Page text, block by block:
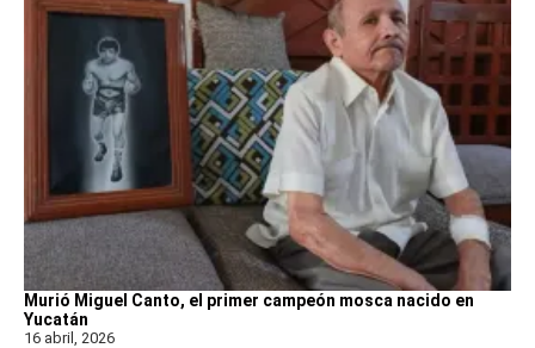
Murió Miguel Canto, el primer campeón mosca nacido en
Yucatán
16 abril, 2026